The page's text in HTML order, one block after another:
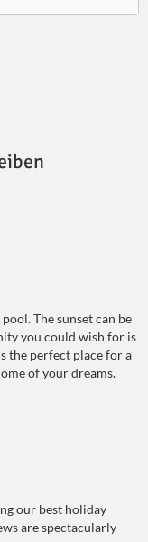
The sunset can be
you could wish for is
the perfect place for a
of your dreams.
our best holiday
are spectacularly